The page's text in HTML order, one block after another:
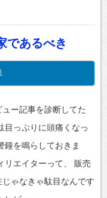
であるべき
ー記事を診断してた
目っぷりに頭痛くなっ
鐘を鳴らしておきま
リエイターって、 販売
ゃなきゃ駄目なんです